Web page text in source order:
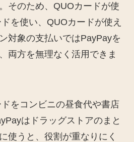
そのため、QUOカードが使
を使い、QUOカードが使え
対象の支払いではPayPayを
両方を無理なく活用できま
をコンビニの昼食代や書店
はドラッグストアのまと
使うと、役割が重なりにく